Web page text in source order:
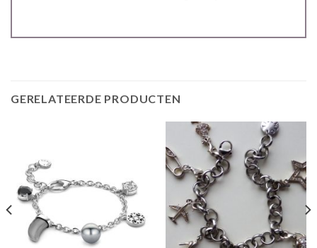
GERELATEERDE PRODUCTEN